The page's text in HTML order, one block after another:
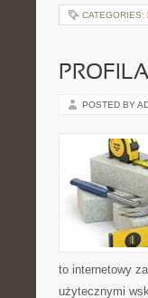
CATEGORIES:
POSTED BY
to internetowy
użytecznymi